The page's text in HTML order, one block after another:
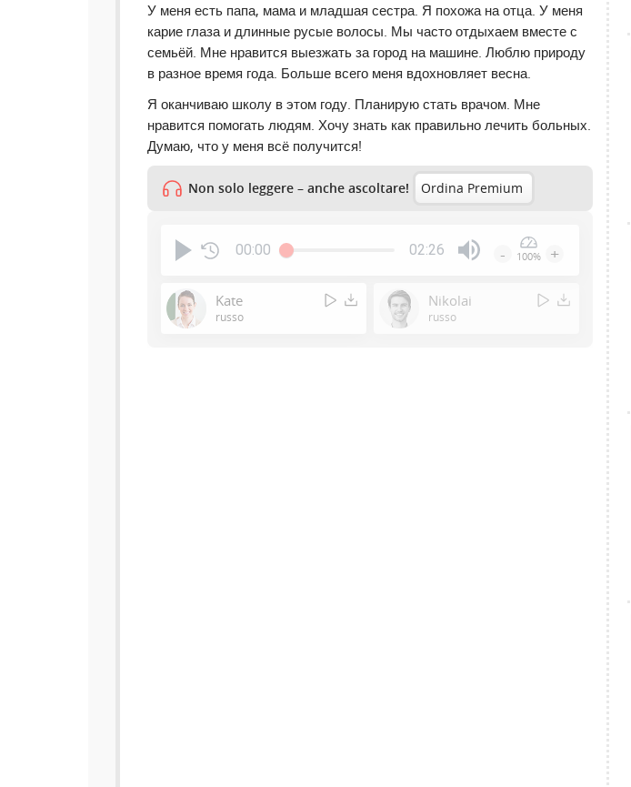
У меня есть папа, мама и младшая сестра. Я похожа на отца. У меня
карие глаза и длинные русые волосы. Мы часто отдыхаем вместе с
семьёй. Мне нравится выезжать за город на машине. Люблю природу
в разное время года. Больше всего меня вдохновляет весна.
Я оканчиваю школу в этом году. Планирую стать врачом. Мне
нравится помогать людям. Хочу знать как правильно лечить больных.
Думаю, что у меня всё получится!
Non solo leggere – anche ascoltare! Ordina Premium
00:00 02:26
Enter
- 100% +
Kate
russo
Nikolai
russo